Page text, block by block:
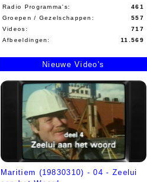
Radio Programma's:
461
Groepen / Gezelschappen:
557
Videos:
717
Afbeeldingen:
11.569
Nieuwe Video's
Maritiem (19830310) - 04 - Zeelui